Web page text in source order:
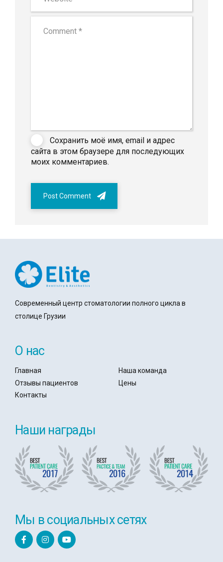
Сохранить моё имя, email и адрес
сайта в этом браузере для последующих
моих комментариев.
Post Comment
Современный центр стоматологии полного цикла в
столице Грузии
О нас
Главная
Наша команда
Отзывы пациентов
Цены
Контакты
Наши награды
Мы в социальных сетях